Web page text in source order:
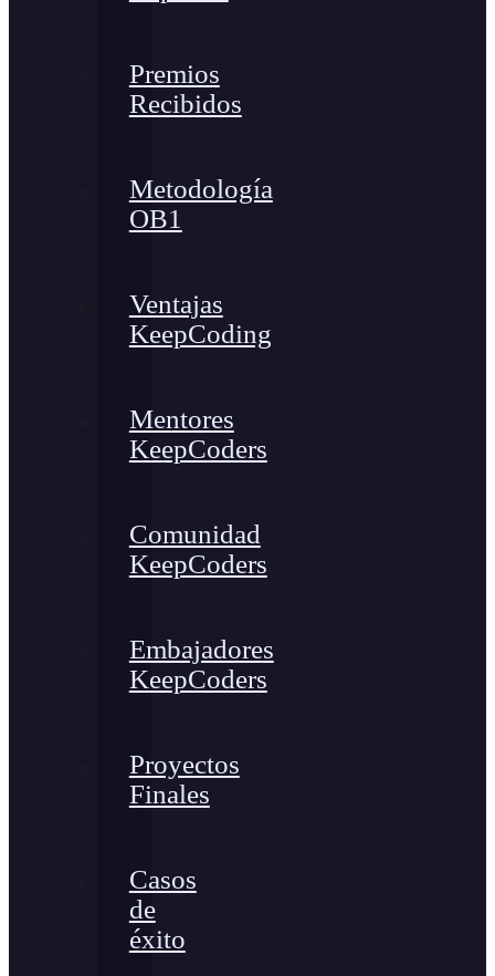
Premios
Recibidos
Metodología
OB1
Ventajas
KeepCoding
Mentores
KeepCoders
Comunidad
KeepCoders
Embajadores
KeepCoders
Proyectos
Finales
Casos
de
éxito